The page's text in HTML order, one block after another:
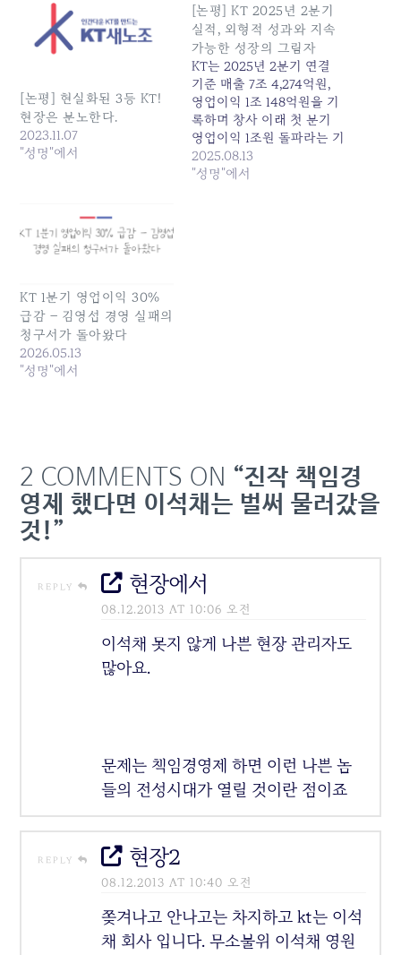
[논평] 현실화된 3등 KT!
현장은 분노한다.
2023.11.07
"성명"에서
[논평] KT 2025년 2분기
실적, 외형적 성과와 지속
가능한 성장의 그림자
KT는 2025년 2분기 연결
기준 매출 7조 4,274억원,
영업이익 1조 148억원을 기
록하며 창사 이래 첫 분기
영업이익 1조원 돌파라는 기
념비적인 성과를 발표하였
다. 그러나 이러한 외형적
2025.08.13
"성명"에서
KT 1분기 영업이익 30%
급감 – 김영섭 경영 실패의
청구서가 돌아왔다
2026.05.13
"성명"에서
2 COMMENTS ON “진작 책임경
영제 했다면 이석채는 벌써 물러갔을
것!”
REPLY 현장에서
08.12.2013 AT 10:06 오전
이석채 못지 않게 나쁜 현장 관리자도
많아요.
문제는 책임경영제 하면 이런 나쁜 놈
들의 전성시대가 열릴 것이란 점이죠
REPLY 현장2
08.12.2013 AT 10:40 오전
쫒겨나고 안나고는 차지하고 kt는 이석
채 회사 입니다. 무소불위 이석채 영원